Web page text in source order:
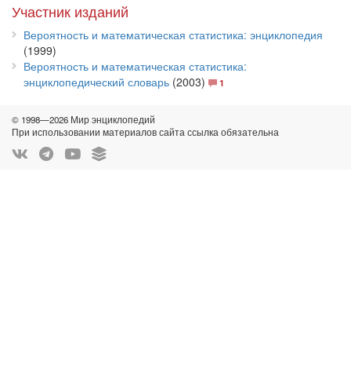
Участник изданий
Вероятность и математическая статистика: энциклопедия
(1999)
Вероятность и математическая статистика:
энциклопедический словарь (2003) 1
© 1998—2026 Мир энциклопедий
При использовании материалов сайта ссылка обязательна